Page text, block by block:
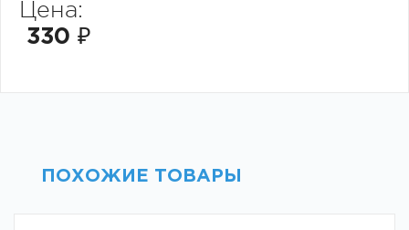
Цена:
330 ₽
ПОХОЖИЕ ТОВАРЫ